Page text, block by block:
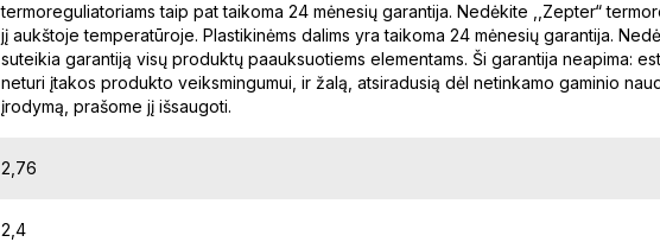
termoreguliatoriams taip pat taikoma 24 mėnesių garantija. Nedėkite ,,Zepter“
jį aukštoje temperatūroje. Plastikinėms dalims yra taikoma 24 mėnesių garantija.
suteikia garantiją visų produktų paauksuotiems elementams. Ši garantija neapima:
neturi įtakos produkto veiksmingumui, ir žalą, atsiradusią dėl netinkamo gaminio
įrodymą, prašome jį išsaugoti.
2,76
2,4